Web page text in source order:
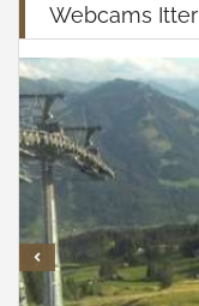
Webcams Itter